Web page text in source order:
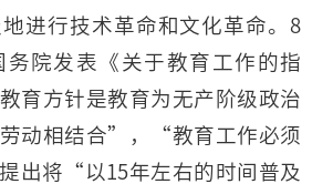
进行技术革命和文化革命。8
务院发表《关于教育工作的指
育方针是教育为无产阶级政治
动相结合”，“教育工作必须
出将“以15年左右的时间普及